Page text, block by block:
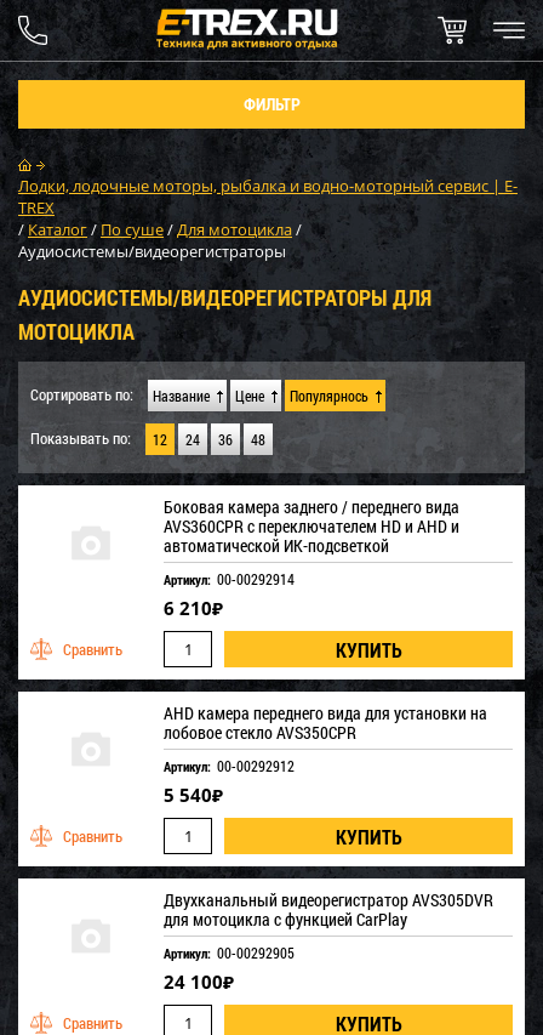
ФИЛЬТР
Лодки, лодочные моторы, рыбалка и водно-моторный сервис | E-
TREX
/Каталог/ По суше/Для мотоцикла/
Аудиосистемы/видеорегистраторы
АУДИОСИСТЕМЫ/ВИДЕОРЕГИСТРАТОРЫ ДЛЯ
МОТОЦИКЛА
Сортировать по: Название Цене Популярнось
Показывать по: 12 24 36 48
Боковая камера заднего / переднего вида
AVS360CPR с переключателем HD и AHD и
автоматической ИК-подсветкой
Артикул: 00-00292914
6 210₽
AHD камера переднего вида для установки на
лобовое стекло AVS350CPR
Артикул: 00-00292912
5 540₽
Двухканальный видеорегистратор AVS305DVR
для мотоцикла с функцией CarPlay
Артикул: 00-00292905
24 100₽